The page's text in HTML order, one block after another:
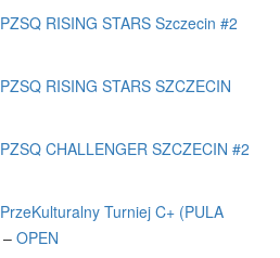
PZSQ RISING STARS Szczecin #2
PZSQ RISING STARS SZCZECIN
PZSQ CHALLENGER SZCZECIN #2
PrzeKulturalny Turniej C+ (PULA
– OPEN